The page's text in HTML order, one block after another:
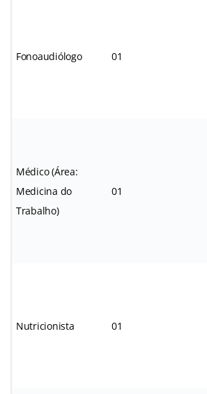
Fonoaudiólogo 01
Médico (Área:
Medicina do
Trabalho)
01
Nutricionista 01